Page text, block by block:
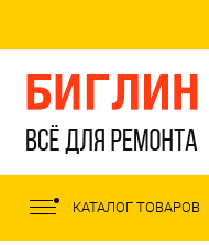
КАТАЛОГ ТОВАРОВ